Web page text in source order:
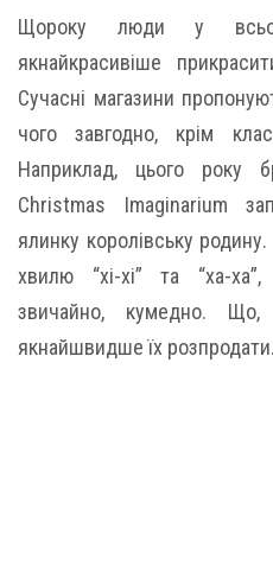
Щороку люди у
якнайкрасивіше
Сучасні магазини
чого завгодно, крім
Наприклад, цього року
Christmas Imaginarium
ялинку королівську
хвилю “хі-хі” та “ха-
звичайно, кумедно.
якнайшвидше їх розпродати.